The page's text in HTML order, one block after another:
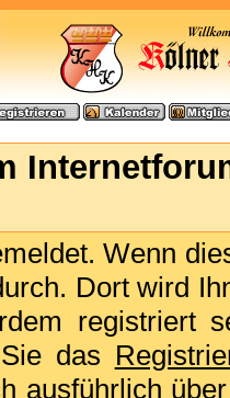
Wenn
Dort wird
registriert
das
ausführlich